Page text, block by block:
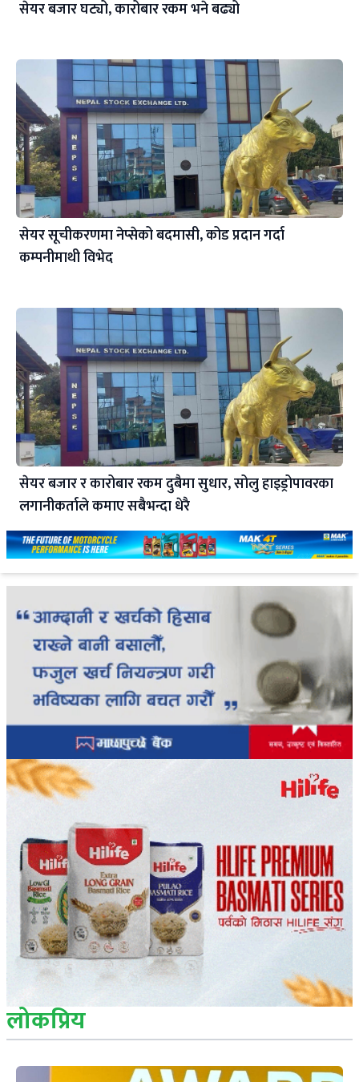
सेयर बजार घट्यो, कारोबार रकम भने बढ्यो
सेयर सूचीकरणमा नेप्सेको बदमासी, कोड प्रदान गर्दा
कम्पनीमाथी विभेद
सेयर बजार र कारोबार रकम दुबैमा सुधार, सोलु हाइड्रोपावरका
लगानीकर्ताले कमाए सबैभन्दा धेरै
लोकप्रिय